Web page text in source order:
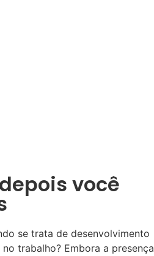
você
se trata de desenvolvimento
trabalho? Embora a presença